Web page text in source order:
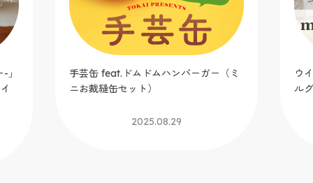
ミ
ウイスター2025春夏毛糸 ミックスロー
ルグレイス／マーブルドーナツ
2025.06.12